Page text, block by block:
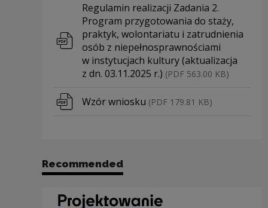
Download file
Regulamin realizacji Zadania 2.
Program przygotowania do staży,
praktyk, wolontariatu i zatrudnienia
osób z niepełnosprawnościami
w instytucjach kultury (aktualizacja
z dn. 03.11.2025 r.) (PDF 563.00 KB)
Download file
Wzór wniosku (PDF 179.81 KB)
Recommended